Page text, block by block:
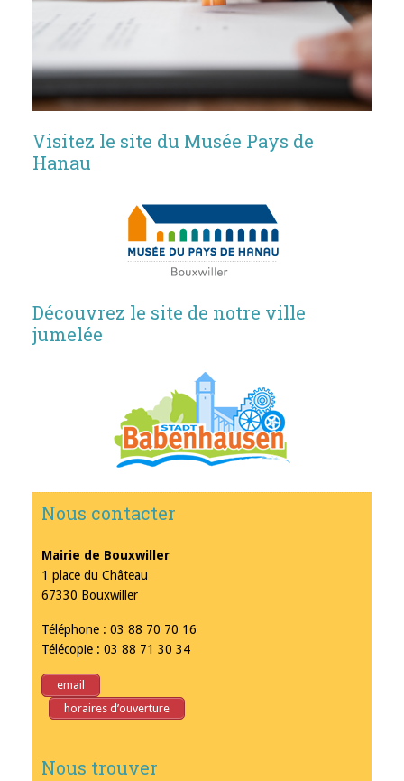
Visitez le site du Musée Pays de
Hanau
Découvrez le site de notre ville
jumelée
Nous contacter
Mairie de Bouxwiller
1 place du Château
67330 Bouxwiller
Téléphone : 03 88 70 70 16
Télécopie : 03 88 71 30 34
email
horaires d’ouverture
Nous trouver